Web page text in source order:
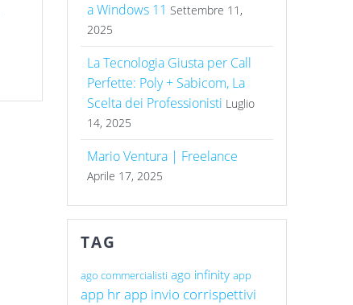
a Windows 11 Settembre 11,
2025
La Tecnologia Giusta per Call
Perfette: Poly + Sabicom, La
Scelta dei Professionisti Luglio
14, 2025
Mario Ventura | Freelance
Aprile 17, 2025
TAG
ago commercialisti ago infinity app
app hrapp invio corrispettivi